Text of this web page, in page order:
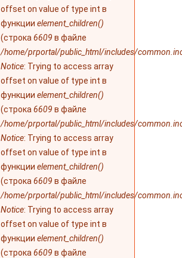
offset on value of type int в
функции element_children()
(строка 6609 в файле
/home/prportal/public_html/includes/
Notice: Trying to access array
offset on value of type int в
функции element_children()
(строка 6609 в файле
/home/prportal/public_html/includes/
Notice: Trying to access array
offset on value of type int в
функции element_children()
(строка 6609 в файле
/home/prportal/public_html/includes/
Notice: Trying to access array
offset on value of type int в
функции element_children()
(строка 6609 в файле